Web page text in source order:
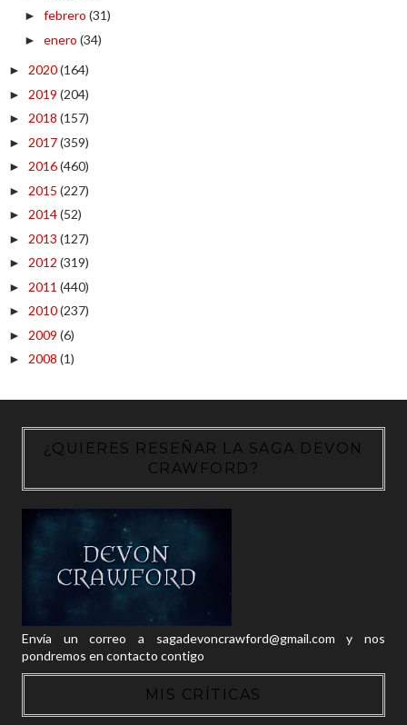
► febrero (31)
► enero (34)
► 2020(164)
► 2019 (204)
► 2018 (157)
► 2017(359)
► 2016(460)
► 2015 (227)
► 2014(52)
► 2013 (127)
► 2012 (319)
► 2011 (440)
► 2010(237)
► 2009 (6)
► 2008 (1)
¿QUIERES RESEÑAR LA SAGA DEVON
CRAWFORD?
Envía un correo a sagadevoncrawford@gmail.com y nos
pondremos en contacto contigo
MIS CRÍTICAS